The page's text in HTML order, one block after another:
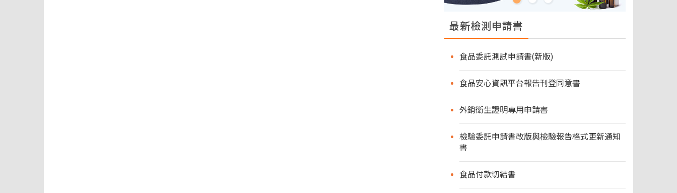
最新檢測申請書
食品委託測試申請書(新版)
食品安心資訊平台報告刊登同意書
外銷衛生證明專用申請書
檢驗委託申請書改版與檢驗報告格式更新通知
書
食品付款切結書